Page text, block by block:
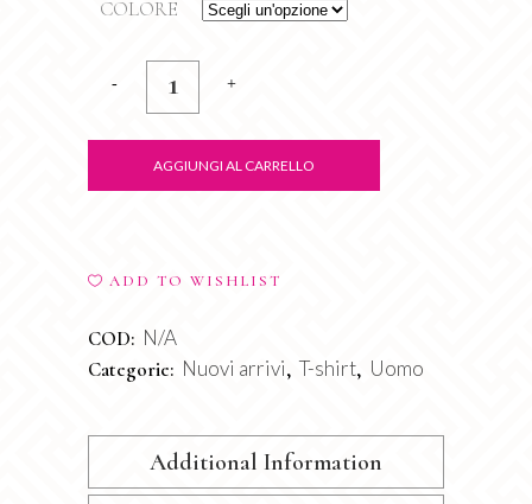
COLORE
AGGIUNGI AL CARRELLO
ADD TO WISHLIST
COD: N/A
Categorie: Nuovi arrivi, T-shirt, Uomo
Additional Information